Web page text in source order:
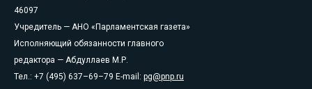
46097
Учредитель — АНО «Парламентская газета»
Исполняющий обязанности главного
редактора — Абдуллаев М.Р.
Тел.: +7 (495) 637–69–79 E-mail: pg@pnp.ru